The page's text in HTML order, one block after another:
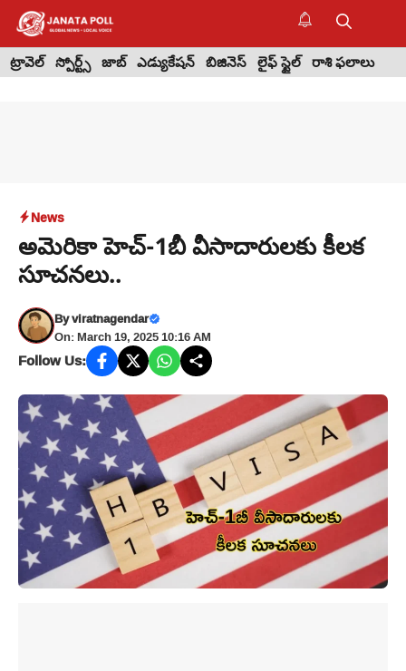
Skip
content
ట్రావెల్ స్పోర్ట్స్ జాబ్ ఎడ్యుకేషన్ బిజినెస్ లైఫ్ స్టైల్ రాశి ఫలాలు
News
అమెరికా హెచ్-1బీ వీసాదారులకు కీలక
సూచనలు..
Byviratnagendar
On: March 19, 2025 10:16 AM
Follow Us: